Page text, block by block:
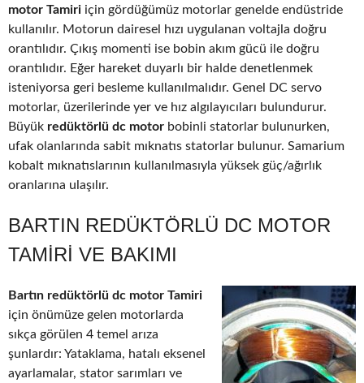
motor Tamiri için gördüğümüz motorlar genelde endüstride
kullanılır. Motorun dairesel hızı uygulanan voltajla doğru
orantılıdır. Çıkış momenti ise bobin akım gücü ile doğru
orantılıdır. Eğer hareket duyarlı bir halde denetlenmek
isteniyorsa geri besleme kullanılmalıdır. Genel DC servo
motorlar, üzerilerinde yer ve hız algılayıcıları bulundurur.
Büyük redüktörlü dc motor bobinli statorlar bulunurken,
ufak olanlarında sabit mıknatıs statorlar bulunur. Samarium
kobalt mıknatıslarının kullanılmasıyla yüksek güç/ağırlık
oranlarına ulaşılır.
BARTIN REDÜKTÖRLÜ DC MOTOR
TAMIRI VE BAKIMI
Bartın redüktörlü dc motor Tamiri
için önümüze gelen motorlarda
sıkça görülen 4 temel arıza
şunlardır: Yataklama, hatalı eksenel
ayarlamalar, stator sarımları ve